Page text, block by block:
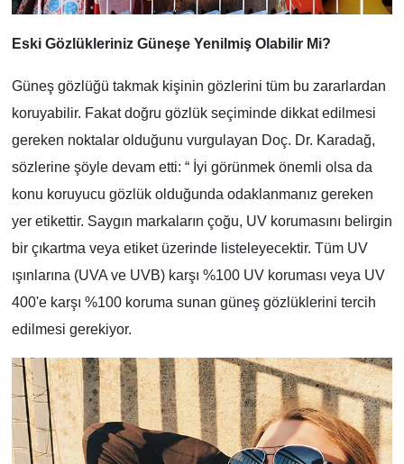
Eski Gözlükleriniz Güneşe Yenilmiş Olabilir Mi?
Güneş gözlüğü takmak kişinin gözlerini tüm bu zararlardan
koruyabilir. Fakat doğru gözlük seçiminde dikkat edilmesi
gereken noktalar olduğunu vurgulayan Doç. Dr. Karadağ,
sözlerine şöyle devam etti: “ İyi görünmek önemli olsa da
konu koruyucu gözlük olduğunda odaklanmanız gereken
yer etikettir. Saygın markaların çoğu, UV korumasını belirgin
bir çıkartma veya etiket üzerinde listeleyecektir. Tüm UV
ışınlarına (UVA ve UVB) karşı %100 UV koruması veya UV
400'e karşı %100 koruma sunan güneş gözlüklerini tercih
edilmesi gerekiyor.